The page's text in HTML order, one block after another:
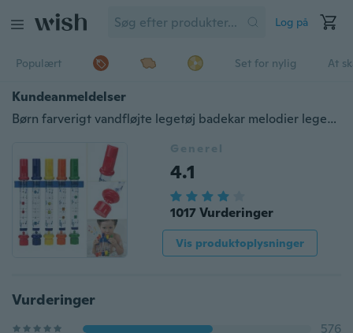
Log på
Populært Set for nylig At
Kundeanmeldelser
Børn farverigt vandfløjte legetøj badekar melodier legetøj sjov lyd legetøj
Generel
4.1
1017 Vurderinger
Vis produktoplysninger
Vurderinger
576